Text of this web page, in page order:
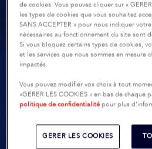
de cookies. Vous pouvez cliquer sur «
les types de cookies que vous souhaitez
SANS ACCEPTER » pour nous indiquer
nécessaires au fonctionnement du site sont
Si vous bloquez certains types de cookies,
et les services que nous sommes en mesure
impactés.
Vous pouvez modifier vos choix à tout
«GERER LES COOKIES » en bas de chaque
politique de confidentialité pour plus
GERER LES COOKIES